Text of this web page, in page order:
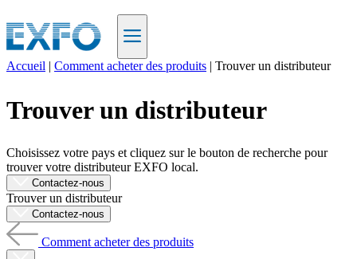
Produits
Soutien
Services
Acheter
Ressources
Contactez-
nous
Accueil | Comment acheter des produits | Trouver un distributeur
Trouver un distributeur
Choisissez votre pays et cliquez sur le bouton de recherche pour
trouver votre distributeur EXFO local.
Contactez-nous
Trouver un distributeur
Contactez-nous
Comment acheter des produits